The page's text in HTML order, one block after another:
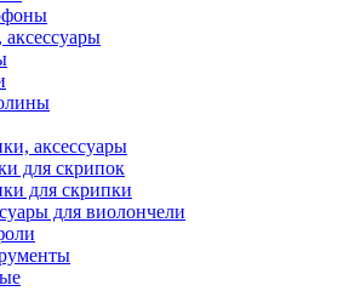
аксессуары
аксессуары
для скрипок
для скрипки
для виолончели